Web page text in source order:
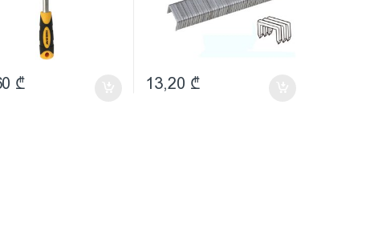
₾ 13,20 ₾